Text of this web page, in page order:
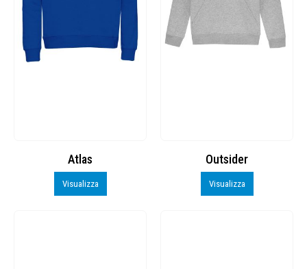
Atlas
Visualizza
Outsider
Visualizza